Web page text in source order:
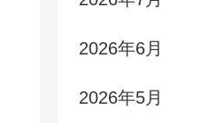
2026年6月
2026年5月